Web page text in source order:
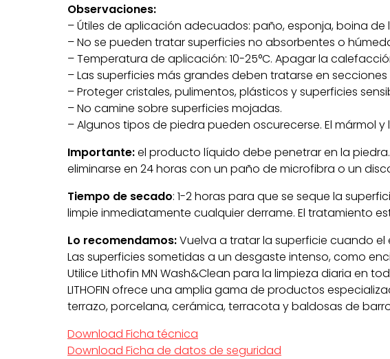
Observaciones:
– Útiles de aplicación adecuados: paño, esponja, boina de
– No se pueden tratar superficies no absorbentes o
– Temperatura de aplicación: 10-25°C. Apagar la
– Las superficies más grandes deben tratarse en secciones
– Proteger cristales, pulimentos, plásticos y superficies
– No camine sobre superficies mojadas.
– Algunos tipos de piedra pueden oscurecerse. El mármol
Importante:el producto líquido debe penetrar en la
eliminarse en 24 horas con un paño de microfibra o un
Tiempo de secado: 1-2 horas para que se seque la
limpie inmediatamente cualquier derrame. El tratamiento
Lo recomendamos:Vuelva a tratar la superficie cuando
Las superficies sometidas a un desgaste intenso, como
Utilice Lithofin MN Wash&Clean para la limpieza diaria en
LITHOFIN ofrece una amplia gama de productos
terrazo, porcelana, cerámica, terracota y baldosas de
Download Ficha técnica
Download Ficha de datos de seguridad